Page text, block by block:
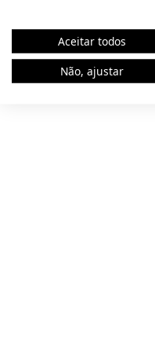
Aceitar todos
Não, ajustar